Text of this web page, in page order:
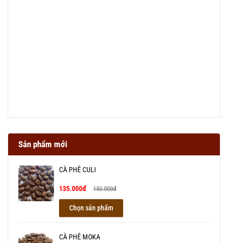
Sản phẩm mới
CÀ PHÊ CULI
135.000đ 150.000đ
Chọn sản phẩm
CÀ PHÊ MOKA